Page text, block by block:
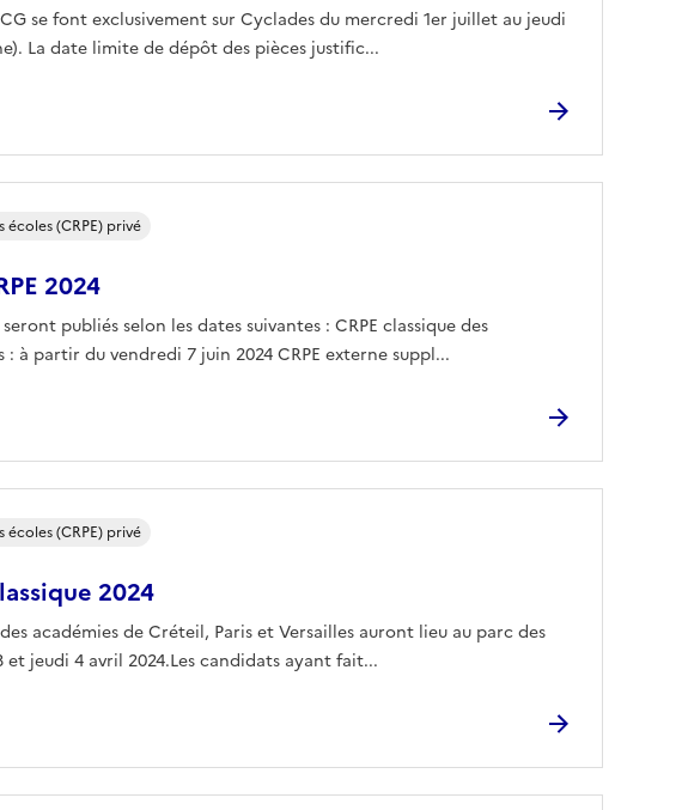
se font exclusivement sur Cyclades du mercredi 1er juillet au jeudi
La date limite de dépôt des pièces justific...
2024
publiés selon les dates suivantes : CRPE classique des
à partir du vendredi 7 juin 2024 CRPE externe suppl...
(CRPE) privé
2024
académies de Créteil, Paris et Versailles auront lieu au parc des
jeudi 4 avril 2024.Les candidats ayant fait...
(CRPE) privé